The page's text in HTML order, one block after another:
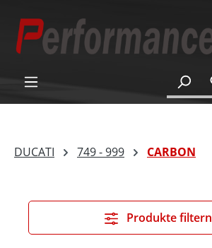
springen
DUCATI 749 - 999 CARBON
Produkte filtern